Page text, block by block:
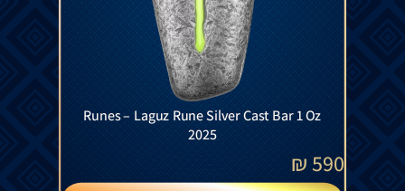
Runes – Laguz Rune Silver Cast Bar 1 Oz
2025
590
₪